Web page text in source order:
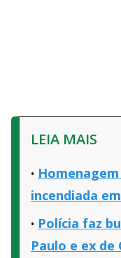
LEIA MAIS
incendiada
Polícia faz
Paulo e ex de